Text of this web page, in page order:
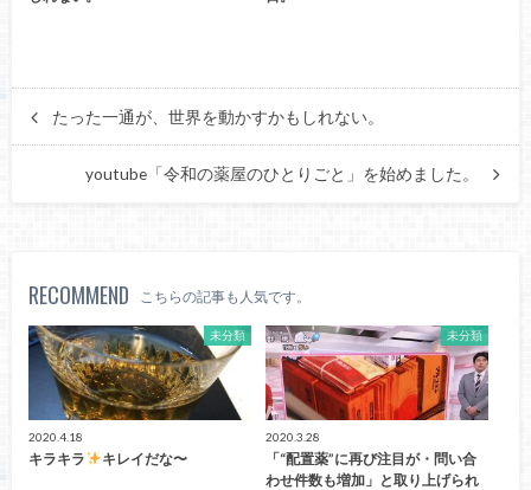
たった一通が、世界を動かすかもしれない。
youtube「令和の薬屋のひとりごと」を始めました。
RECOMMEND こちらの記事も人気です。
未分類
2020.4.18
キラキラ キレイだな〜
未分類
2020.3.28
「“配置薬”に再び注目が・問い合
わせ件数も増加」と取り上げられ